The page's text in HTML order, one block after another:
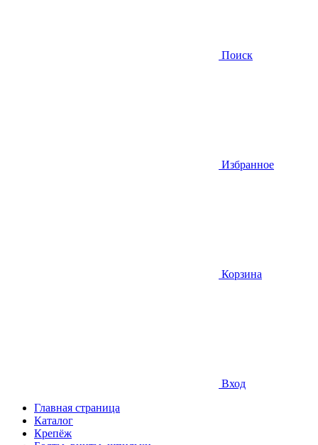
Поиск
Избранное
Корзина
Вход
Главная страница
Каталог
Крепёж